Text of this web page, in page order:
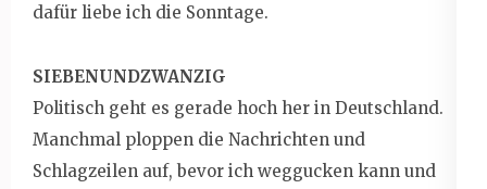
dafür liebe ich die Sonntage.
SIEBENUNDZWANZIG
Politisch geht es gerade hoch her in Deutschland.
Manchmal ploppen die Nachrichten und
Schlagzeilen auf, bevor ich weggucken kann und